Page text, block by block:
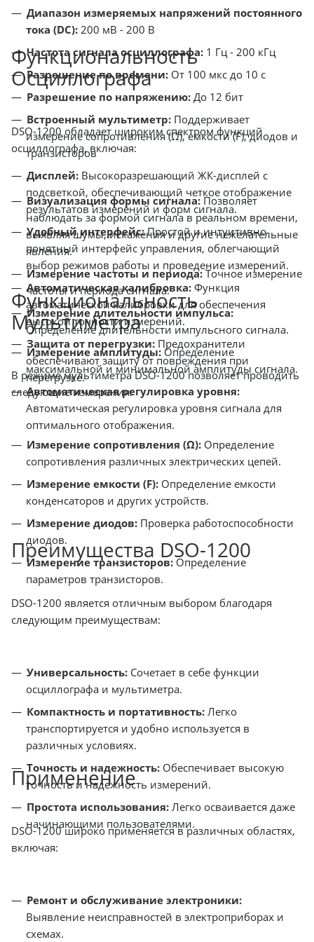
Диапазон измеряемых напряжений постоянного
тока (DC): 200 мВ - 200 В
Частота сигнала осциллографа: 1 Гц - 200 кГц
Разрешение по времени: От 100 мкс до 10 с
Разрешение по напряжению: До 12 бит
Встроенный мультиметр: Поддерживает
измерение сопротивления (Ω), емкости (F), диодов и
транзисторов
Дисплей: Высокоразрешающий ЖК-дисплей с
подсветкой, обеспечивающий четкое отображение
результатов измерений и форм сигнала.
Удобный интерфейс:Простой и интуитивно
понятный интерфейс управления, облегчающий
выбор режимов работы и проведение измерений.
Автоматическая калибровка: Функция
автоматической калибровки для обеспечения
высокой точности измерений.
Защита от перегрузки: Предохранители
обеспечивают защиту от повреждения при
перегрузке.
Функциональность
Осциллографа
DSO-1200 обладает широким спектром функций
осциллографа, включая:
Визуализация формы сигнала: Позволяет
наблюдать за формой сигнала в реальном времени,
выявляя шумы, искажения и другие нежелательные
явления.
Измерение частоты и периода:Точное измерение
частоты и периода сигнала.
Измерение длительности импульса:
Определение длительности импульсного сигнала.
Измерение амплитуды:Определение
максимальной и минимальной амплитуды сигнала.
Автоматическая регулировка уровня:
Автоматическая регулировка уровня сигнала для
оптимального отображения.
Функциональность
Мультиметра
В режиме мультиметра DSO-1200 позволяет проводить
следующие измерения:
Измерение сопротивления (Ω): Определение
сопротивления различных электрических цепей.
Измерение емкости (F): Определение емкости
конденсаторов и других устройств.
Измерение диодов: Проверка работоспособности
диодов.
Измерение транзисторов: Определение
параметров транзисторов.
Преимущества DSO-1200
DSO-1200 является отличным выбором благодаря
следующим преимуществам:
Универсальность: Сочетает в себе функции
осциллографа и мультиметра.
Компактность и портативность: Легко
транспортируется и удобно используется в
различных условиях.
Точность и надежность: Обеспечивает высокую
точность и надежность измерений.
Простота использования: Легко осваивается даже
начинающими пользователями.
Применение
DSO-1200 широко применяется в различных областях,
включая:
Ремонт и обслуживание электроники:
Выявление неисправностей в электроприборах и
схемах.